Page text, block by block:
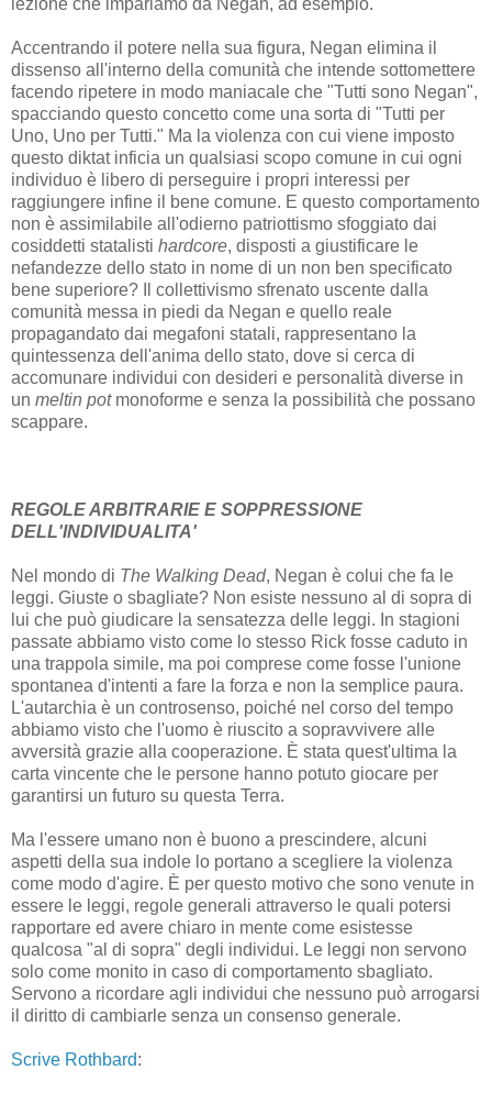
lezione che impariamo da Negan, ad esempio.
Accentrando il potere nella sua figura, Negan elimina il
dissenso all'interno della comunità che intende sottomettere
facendo ripetere in modo maniacale che "Tutti sono Negan",
spacciando questo concetto come una sorta di "Tutti per
Uno, Uno per Tutti." Ma la violenza con cui viene imposto
questo diktat inficia un qualsiasi scopo comune in cui ogni
individuo è libero di perseguire i propri interessi per
raggiungere infine il bene comune. E questo comportamento
non è assimilabile all'odierno patriottismo sfoggiato dai
cosiddetti statalisti hardcore, disposti a giustificare le
nefandezze dello stato in nome di un non ben specificato
bene superiore? Il collettivismo sfrenato uscente dalla
comunità messa in piedi da Negan e quello reale
propagandato dai megafoni statali, rappresentano la
quintessenza dell'anima dello stato, dove si cerca di
accomunare individui con desideri e personalità diverse in
un meltin potmonoforme e senza la possibilità che possano
scappare.
REGOLE ARBITRARIE E SOPPRESSIONE
DELL'INDIVIDUALITA'
Nel mondo di The Walking Dead, Negan è colui che fa le
leggi. Giuste o sbagliate? Non esiste nessuno al di sopra di
lui che può giudicare la sensatezza delle leggi. In stagioni
passate abbiamo visto come lo stesso Rick fosse caduto in
una trappola simile, ma poi comprese come fosse l'unione
spontanea d'intenti a fare la forza e non la semplice paura.
L'autarchia è un controsenso, poiché nel corso del tempo
abbiamo visto che l'uomo è riuscito a sopravvivere alle
avversità grazie alla cooperazione. È stata quest'ultima la
carta vincente che le persone hanno potuto giocare per
garantirsi un futuro su questa Terra.
Ma l'essere umano non è buono a prescindere, alcuni
aspetti della sua indole lo portano a scegliere la violenza
come modo d'agire. È per questo motivo che sono venute in
essere le leggi, regole generali attraverso le quali potersi
rapportare ed avere chiaro in mente come esistesse
qualcosa "al di sopra" degli individui. Le leggi non servono
solo come monito in caso di comportamento sbagliato.
Servono a ricordare agli individui che nessuno può arrogarsi
il diritto di cambiarle senza un consenso generale.
Scrive Rothbard: